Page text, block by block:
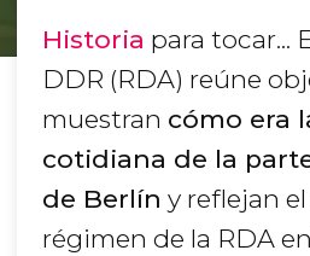
Historia para tocar...
DDR (RDA) reúne
muestran cómo era
cotidiana de la
de Berlín y reflejan
régimen de la RDA